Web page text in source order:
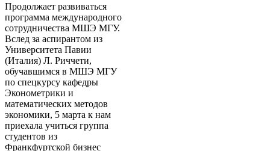
Продолжает развиваться
программа международного
сотрудничества МШЭ МГУ.
Вслед за аспирантом из
Университета Павии
(Италия) Л. Риччети,
обучавшимся в МШЭ МГУ
по спецкурсу кафедры
Эконометрики и
математических методов
экономики, 5 марта к нам
приехала учиться группа
студентов из
Франкфуртской бизнес